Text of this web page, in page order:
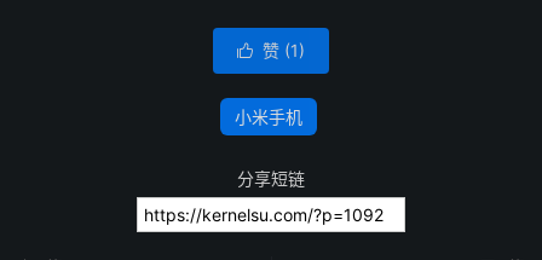
 赞 (1)
小米手机
分享短链